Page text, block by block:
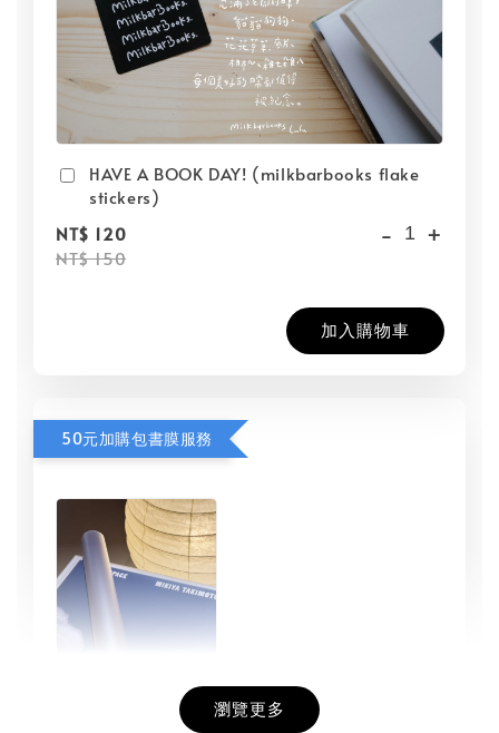
HAVE A BOOK DAY! (milkbarbooks flake
stickers)
NT$ 120
NT$ 150
- +
加入購物車
50元加購包書膜服務
瀏覽更多